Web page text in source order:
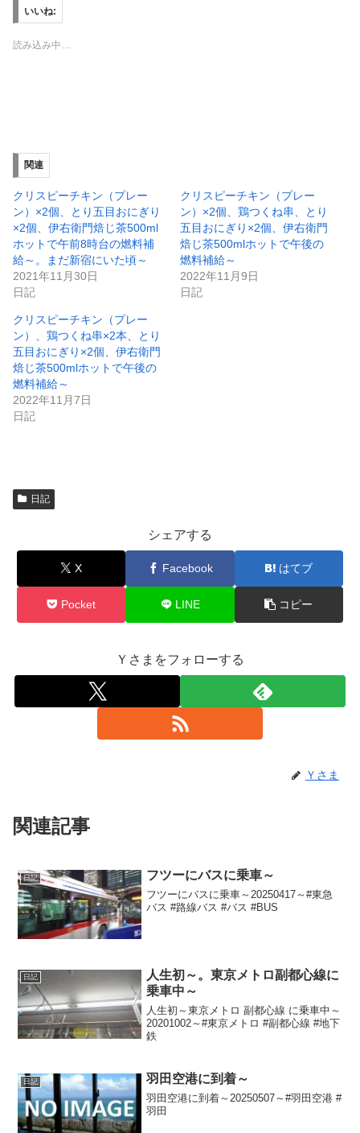
T
w
i
t
t
ウ
ィ
ン
ウ
で
開
き
ま
す
い
新
し
い
ウ
ィ
ン
ド
き
ま
す
)
いいね:
読み込み中…
関連
クリスピーチキン（プレー
ン）×2個、とり五目おにぎり
×2個、伊右衛門焙じ茶500ml
ホットで午前8時台の燃料補
給～。まだ新宿にいた頃～
2021年11月30日
日記
クリスピーチキン（プレー
ン）×2個、鶏つくね串、とり
五目おにぎり×2個、伊右衛門
焙じ茶500mlホットで午後の
燃料補給～
2022年11月9日
日記
クリスピーチキン（プレー
ン）、鶏つくね串×2本、とり
五目おにぎり×2個、伊右衛門
焙じ茶500mlホットで午後の
燃料補給～
2022年11月7日
日記
日記
シェアする
X Facebook はてブ
Pocket LINE コピー
Ｙさまをフォローする
Ｙさま
関連記事
日記 フツーにバスに乗車～
フツーにバスに乗車～20250417～#東急
バス #路線バス #バス #BUS
日記
人生初～。東京メトロ副都心線に
乗車中～
人生初～東京メトロ 副都心線 に乗車中～
20201002～#東京メトロ #副都心線 #地下
鉄
日記 羽田空港に到着～
羽田空港に到着～20250507～#羽田空港 #
羽田